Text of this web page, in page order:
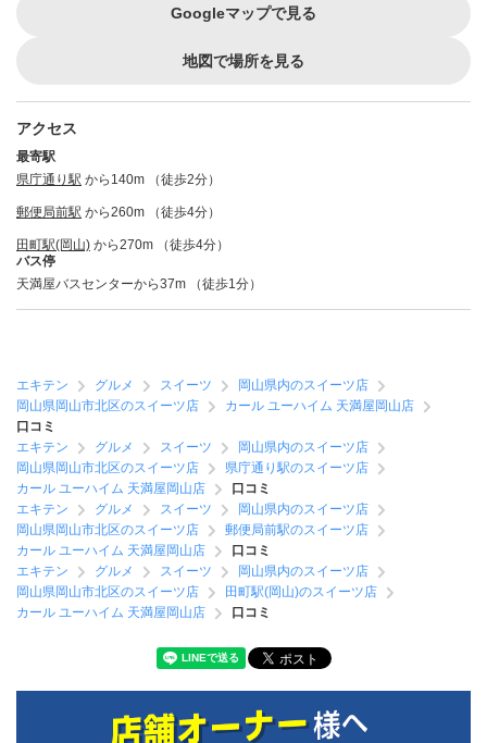
Googleマップで見る
地図で場所を見る
アクセス
最寄駅
県庁通り駅 から140m （徒歩2分）
郵便局前駅 から260m （徒歩4分）
田町駅(岡山) から270m （徒歩4分）
バス停
天満屋バスセンターから37m （徒歩1分）
エキテン グルメ スイーツ
岡山県内のスイーツ店
岡山県岡山市北区のスイーツ店
カール ユーハイム 天満屋岡山店
口コミ
エキテン
グルメ スイーツ
岡山県内のスイーツ店
岡山県岡山市北区のスイーツ店
県庁通り駅のスイーツ店
カール ユーハイム 天満屋岡山店
口コミ
エキテン
グルメ スイーツ
岡山県内のスイーツ店
岡山県岡山市北区のスイーツ店
郵便局前駅のスイーツ店
カール ユーハイム 天満屋岡山店
口コミ
エキテン
グルメ スイーツ
岡山県内のスイーツ店
岡山県岡山市北区のスイーツ店
田町駅(岡山)のスイーツ店
カール ユーハイム 天満屋岡山店
口コミ